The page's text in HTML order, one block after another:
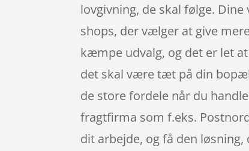
lovgivning, de skal følge.
shops, der vælger at give
kæmpe udvalg, og det er let
det skal være tæt på din
de store fordele når du
fragtfirma som f.eks.
dit arbejde, og få den